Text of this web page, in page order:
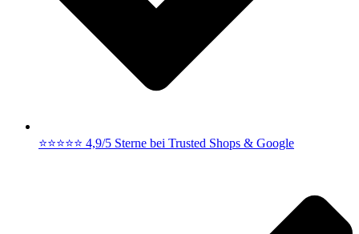
⭐⭐⭐⭐⭐ 4,9/5 Sterne bei Trusted Shops & Google